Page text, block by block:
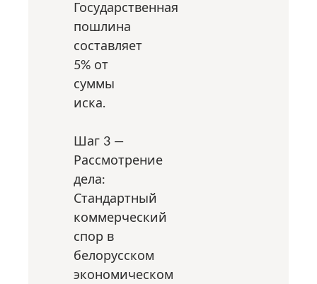
Государственная
пошлина
составляет
5% от
суммы
иска.
Шаг 3 —
Рассмотрение
дела:
Стандартный
коммерческий
спор в
белорусском
экономическом